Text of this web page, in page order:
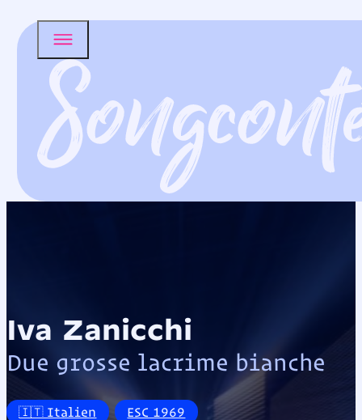
Iva Zanicchi
Due grosse lacrime bianche
🇮🇹 Italien ESC 1969